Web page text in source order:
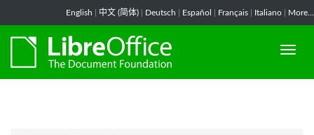
English 中文 (简体) Deutsch Español Français Italiano More...